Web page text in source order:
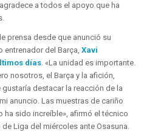
a todos el apoyo que ha
prensa desde que anunció su
entrenador del Barça, Xavi
días. «La unidad es importante.
nosotros, el Barça y la afición,
destacar la reacción de la
anuncio. Las muestras de cariño
ha sido increíble», afirmó el técnico
Liga del miércoles ante Osasuna.